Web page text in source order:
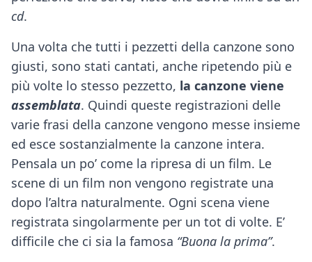
cd.
Una volta che tutti i pezzetti della canzone sono
giusti, sono stati cantati, anche ripetendo più e
più volte lo stesso pezzetto, la canzone viene
assemblata. Quindi queste registrazioni delle
varie frasi della canzone vengono messe insieme
ed esce sostanzialmente la canzone intera.
Pensala un po’ come la ripresa di un film. Le
scene di un film non vengono registrate una
dopo l’altra naturalmente. Ogni scena viene
registrata singolarmente per un tot di volte. E’
difficile che ci sia la famosa “Buona la prima”.